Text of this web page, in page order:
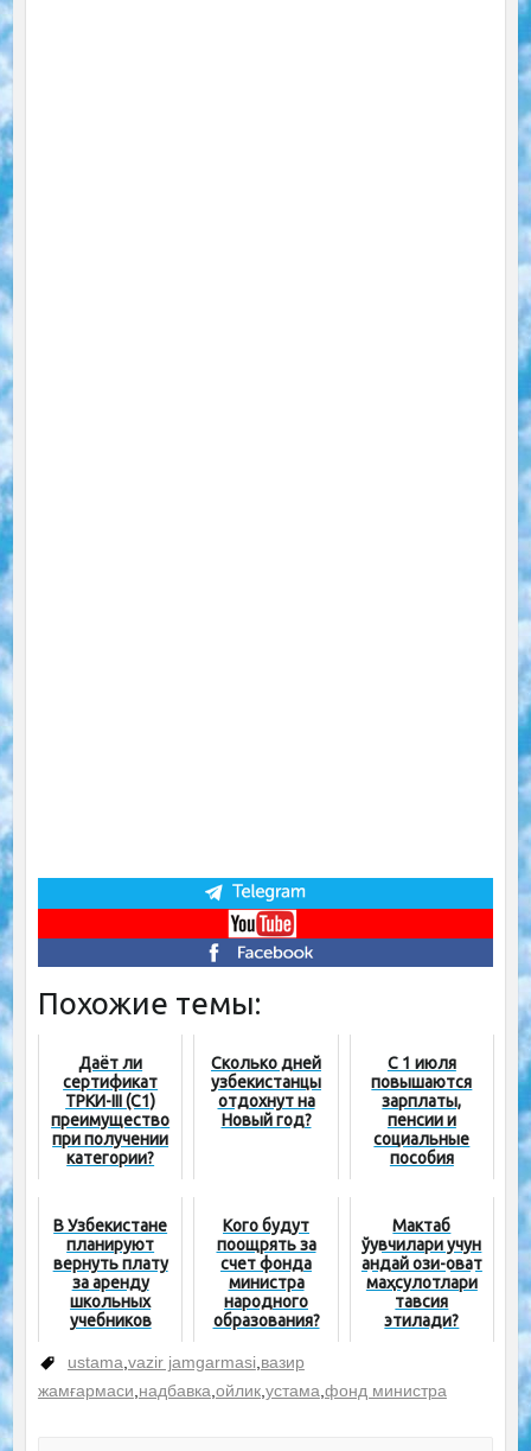
Похожие темы:
Даёт ли
сертификат
ТРКИ-III (С1)
преимущество
при получении
категории?
Сколько дней
узбекистанцы
отдохнут на
Новый год?
С 1 июля
повышаются
зарплаты,
пенсии и
социальные
пособия
В Узбекистане
планируют
вернуть плату
за аренду
школьных
учебников
Кого будут
поощрять за
счет фонда
министра
народного
образования?
Мактаб
ўқувчилари учун
қандай озиқ-овқат
маҳсулотлари
тавсия
этилади?
ustama,vazir jamgarmasi,вазир
жамғармаси,надбавка,ойлик,устама,фонд министра